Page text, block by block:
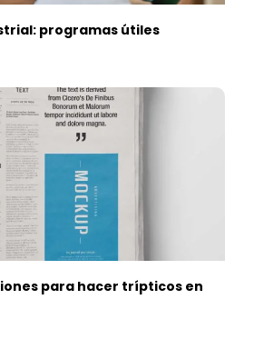
programas útiles
para hacer trípticos en